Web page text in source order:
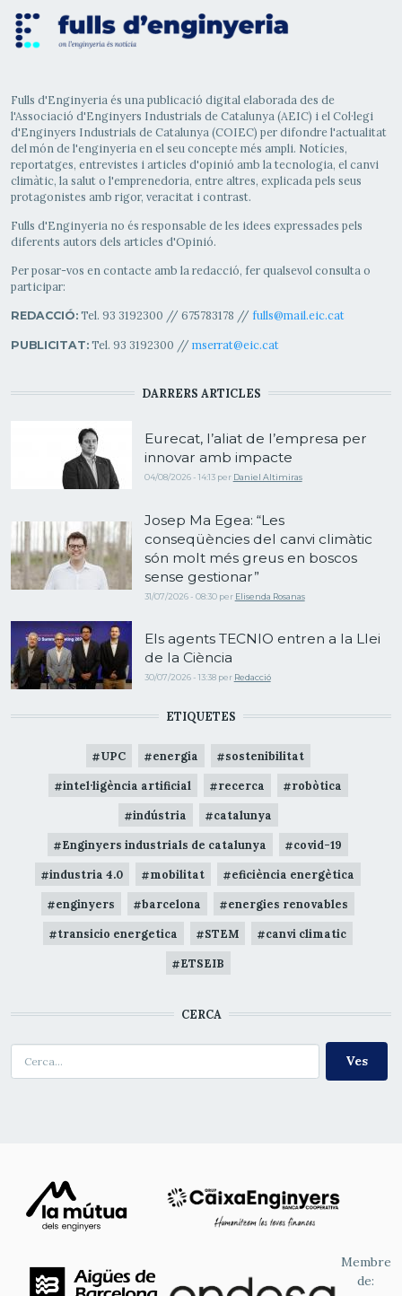
Fulls d'Enginyeria és una publicació digital elaborada des de
l'Associació d'Enginyers Industrials de Catalunya (AEIC) i el Col·legi
d'Enginyers Industrials de Catalunya (COIEC) per difondre l'actualitat
del món de l'enginyeria en el seu concepte més ampli. Notícies,
reportatges, entrevistes i articles d'opinió amb la tecnologia, el canvi
climàtic, la salut o l'emprenedoria, entre altres, explicada pels seus
protagonistes amb rigor, veracitat i contrast.
Fulls d'Enginyeria no és responsable de les idees expressades pels
diferents autors dels articles d'Opinió.
Per posar-vos en contacte amb la redacció, fer qualsevol consulta o
participar:
REDACCIÓ:Tel. 93 3192300 // 675783178 // fulls@mail.eic.cat
PUBLICITAT:Tel. 93 3192300 // mserrat@eic.cat
DARRERS ARTICLES
Eurecat, l’aliat de l’empresa per
innovar amb impacte
04/08/2026 - 14:13 per Daniel Altimiras
Josep Ma Egea: “Les
conseqüències del canvi climàtic
són molt més greus en boscos
sense gestionar”
31/07/2026 - 08:30 per Elisenda Rosanas
Els agents TECNIO entren a la Llei
de la Ciència
30/07/2026 - 13:38 per Redacció
ETIQUETES
UPC energia sostenibilitat
intel·ligència artificial recerca robòtica
indústria catalunya
Enginyers industrials de catalunya covid-19
industria 4.0 mobilitat eficiència energètica
enginyers barcelona energies renovables
transicio energetica STEM canvi climatic
ETSEIB
CERCA
Membre
de: